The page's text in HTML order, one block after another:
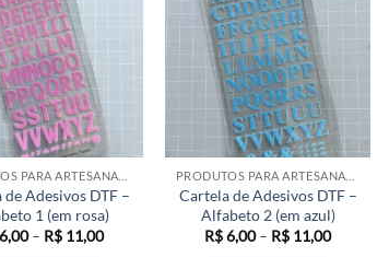
variantes.
As
opções
podem
ser
escolhidas
na
página
do
produto
As
opções
podem
ser
escolhidas
na
página
do
produto
PRODUTOS PARA ARTESANATO
Adesivos DTF –
1 (em rosa)
6,00 – R$ 11,00Faixa
PRODUTOS PARA ARTESANATO
Cartela de Adesivos DTF –
Alfabeto 2 (em azul)
R$6,00 – R$ 11,00Faixa